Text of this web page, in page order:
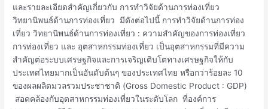
และรายละเอียดสำคัญเกี่ยวกับ การทำวิจัยด้านการท่องเที่ยว
วิทยานิพนธ์ด้านการท่องเที่ยว มีดังต่อไปนี้ การทำวิจัยด้านการท่อง
เที่ยว วิทยานิพนธ์ด้านการท่องเที่ยว : ความสำคัญของการท่องเที่ยว
การท่องเที่ยว และ อุตสาหกรรมท่องเที่ยว เป็นอุตสาหกรรมที่มีความ
สำคัญต่อระบบเศรษฐกิจและการเจริญเติบโตทางเศรษฐกิจให้กับ
ประเทศไทยมากเป็นอันดับต้นๆ ของประเทศไทย หรือกว่าร้อยละ 10
ของผลผลิตมวลรวมประชาชาติ (Gross Domestic Product : GDP)
สอดคล้องกับอุตสาหกรรมท่องเที่ยวในระดับโลก ที่องค์การ
เที่ยว